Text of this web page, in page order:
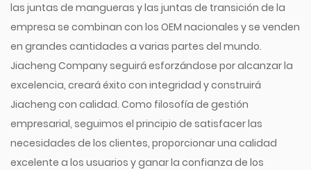
las juntas de mangueras y las juntas de transición de la
empresa se combinan con los OEM nacionales y se venden
en grandes cantidades a varias partes del mundo.
Jiacheng Company seguirá esforzándose por alcanzar la
excelencia, creará éxito con integridad y construirá
Jiacheng con calidad. Como filosofía de gestión
empresarial, seguimos el principio de satisfacer las
necesidades de los clientes, proporcionar una calidad
excelente a los usuarios y ganar la confianza de los